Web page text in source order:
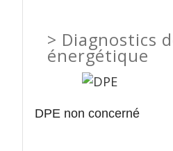
> Diagnostics
énergétique
DPE non concerné